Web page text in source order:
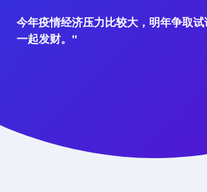
今年疫情经济压力比较大，明年争取试
一起发财。"